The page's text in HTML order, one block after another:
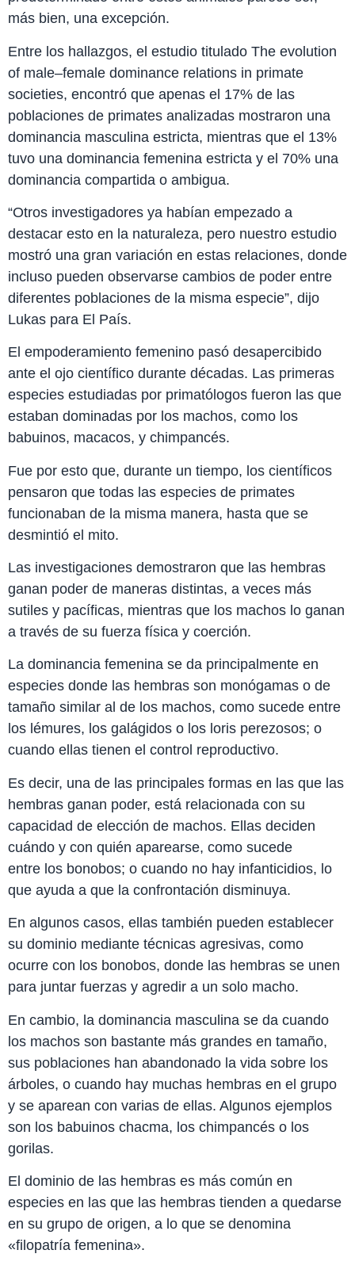
más bien, una excepción.
Entre los hallazgos, el estudio titulado The evolution
of male–female dominance relations in primate
societies, encontró que apenas el 17% de las
poblaciones de primates analizadas mostraron una
dominancia masculina estricta, mientras que el 13%
tuvo una dominancia femenina estricta y el 70% una
dominancia compartida o ambigua.
“Otros investigadores ya habían empezado a
destacar esto en la naturaleza, pero nuestro estudio
mostró una gran variación en estas relaciones, donde
incluso pueden observarse cambios de poder entre
diferentes poblaciones de la misma especie”, dijo
Lukas para El País.
El empoderamiento femenino pasó desapercibido
ante el ojo científico durante décadas. Las primeras
especies estudiadas por primatólogos fueron las que
estaban dominadas por los machos, como los
babuinos, macacos, y chimpancés.
Fue por esto que, durante un tiempo, los científicos
pensaron que todas las especies de primates
funcionaban de la misma manera, hasta que se
desmintió el mito.
Las investigaciones demostraron que las hembras
ganan poder de maneras distintas, a veces más
sutiles y pacíficas, mientras que los machos lo ganan
a través de su fuerza física y coerción.
La dominancia femenina se da principalmente en
especies donde las hembras son monógamas o de
tamaño similar al de los machos, como sucede entre
los lémures, los galágidos o los loris perezosos; o
cuando ellas tienen el control reproductivo.
Es decir, una de las principales formas en las que las
hembras ganan poder, está relacionada con su
capacidad de elección de machos. Ellas deciden
cuándo y con quién aparearse, como sucede
entre los bonobos; o cuando no hay infanticidios, lo
que ayuda a que la confrontación disminuya.
En algunos casos, ellas también pueden establecer
su dominio mediante técnicas agresivas, como
ocurre con los bonobos, donde las hembras se unen
para juntar fuerzas y agredir a un solo macho.
En cambio, la dominancia masculina se da cuando
los machos son bastante más grandes en tamaño,
sus poblaciones han abandonado la vida sobre los
árboles, o cuando hay muchas hembras en el grupo
y se aparean con varias de ellas. Algunos ejemplos
son los babuinos chacma, los chimpancés o los
gorilas.
El dominio de las hembras es más común en
especies en las que las hembras tienden a quedarse
en su grupo de origen, a lo que se denomina
«filopatría femenina».